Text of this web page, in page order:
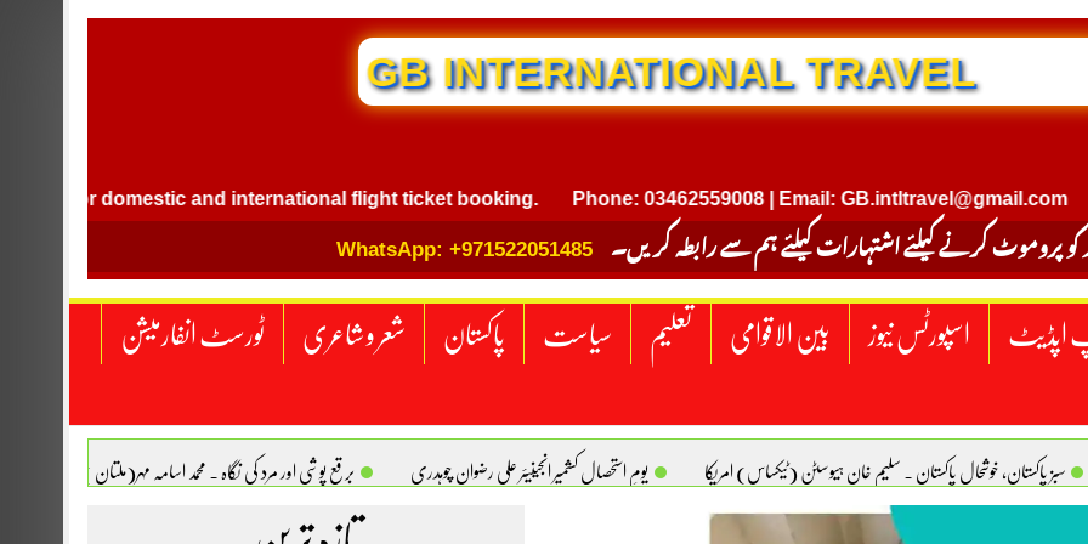
GB INTERNATIONAL TRAVEL
for domestic and international flight ticket booking. Phone: 03462559008 | Email: GB.intltravel@gmail.com
کو پروموٹ کرنے کیلئے اشتہارات کیلئے ہم سے رابطہ کریں۔ WhatsApp: +971522051485
اپڈیٹ اسپورٹس نیوز بین الاقوامی تعلیم سیاست پاکستان شعر و شاعری ٹورسٹ انفارمیشن
سبز پاکستان، خوشحال پاکستان . سلیم خان ہیوسٹن (ٹیکساس) امریکا یومِ استحصالِ کشمیر انجینیئر علی رضوان چوہدری برقع پوشی اور مرد کی نگاہ . محمد اسامہ مہر(ملتان )
کی اصل پہچان. یاسر دانیال صابری